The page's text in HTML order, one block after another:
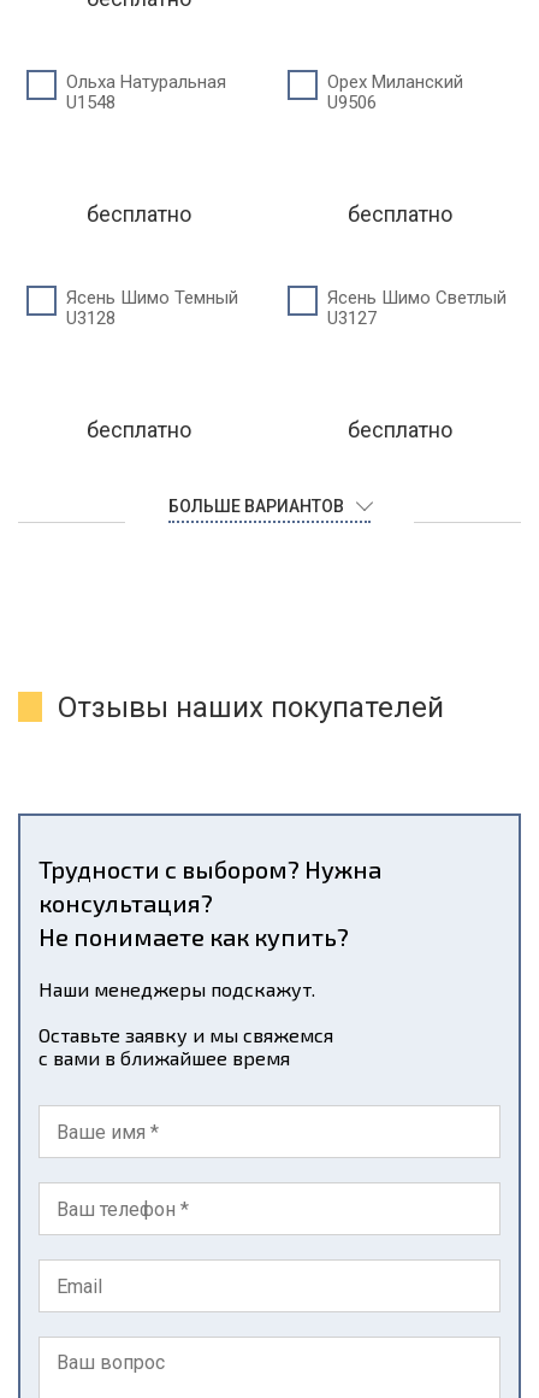
Ольха Натуральная
U1548
бесплатно
Орех Миланский
U9506
бесплатно
Ясень Шимо Темный
U3128
бесплатно
Ясень Шимо Светлый
U3127
бесплатно
БОЛЬШЕ ВАРИАНТОВ
Отзывы наших покупателей
Трудности с выбором? Нужна
консультация?
Не понимаете как купить?
Наши менеджеры подскажут.
Оставьте заявку и мы свяжемся
с вами в ближайшее время